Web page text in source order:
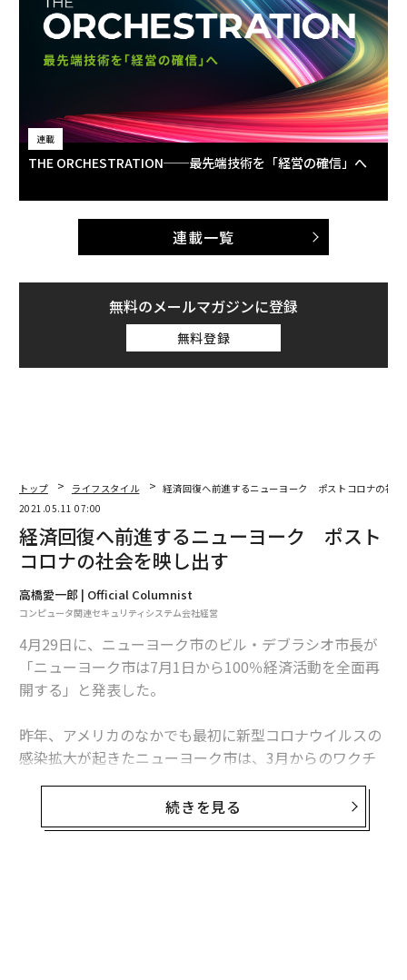
連載
THE ORCHESTRATION──最先端技術を「経営の確信」へ
連載一覧
無料のメールマガジンに登録
無料登録
トップ ライフスタイル
経済回復へ前進するニューヨーク ポストコロナの社会
2021.05.11 07:00
経済回復へ前進するニューヨーク ポスト
コロナの社会を映し出す
高橋愛一郎 | Official Columnist
コンピュータ関連セキュリティシステム会社経営
4月29日に、ニューヨーク市のビル・デブラシオ市長が
「ニューヨーク市は7月1日から100％経済活動を全面再
開する」と発表した。
昨年、アメリカのなかでも最初に新型コロナウイルスの
感染拡大が起きたニューヨーク市は、3月からのワクチ
ン接種開始後2カ月で、このデブラシオ市長の「再開宣
続きを見る